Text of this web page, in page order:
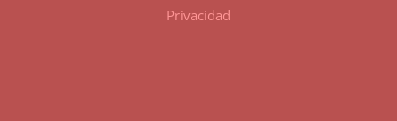
Privacidad